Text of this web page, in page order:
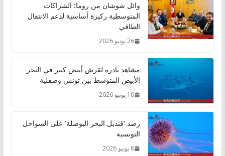
وائل شوشان من روما: الشراكات
المتوسطية ركيزة أساسية لدعم الانتقال
الطاقي
26 يونيو 2026
مشاهد نادرة لقرش أبيض كبير في البحر
الأبيض المتوسط بين تونس وصقلية
10 يونيو 2026
رصد ‘قنديل البحر البوصلة’ على السواحل
التونسية
8 يونيو 2026